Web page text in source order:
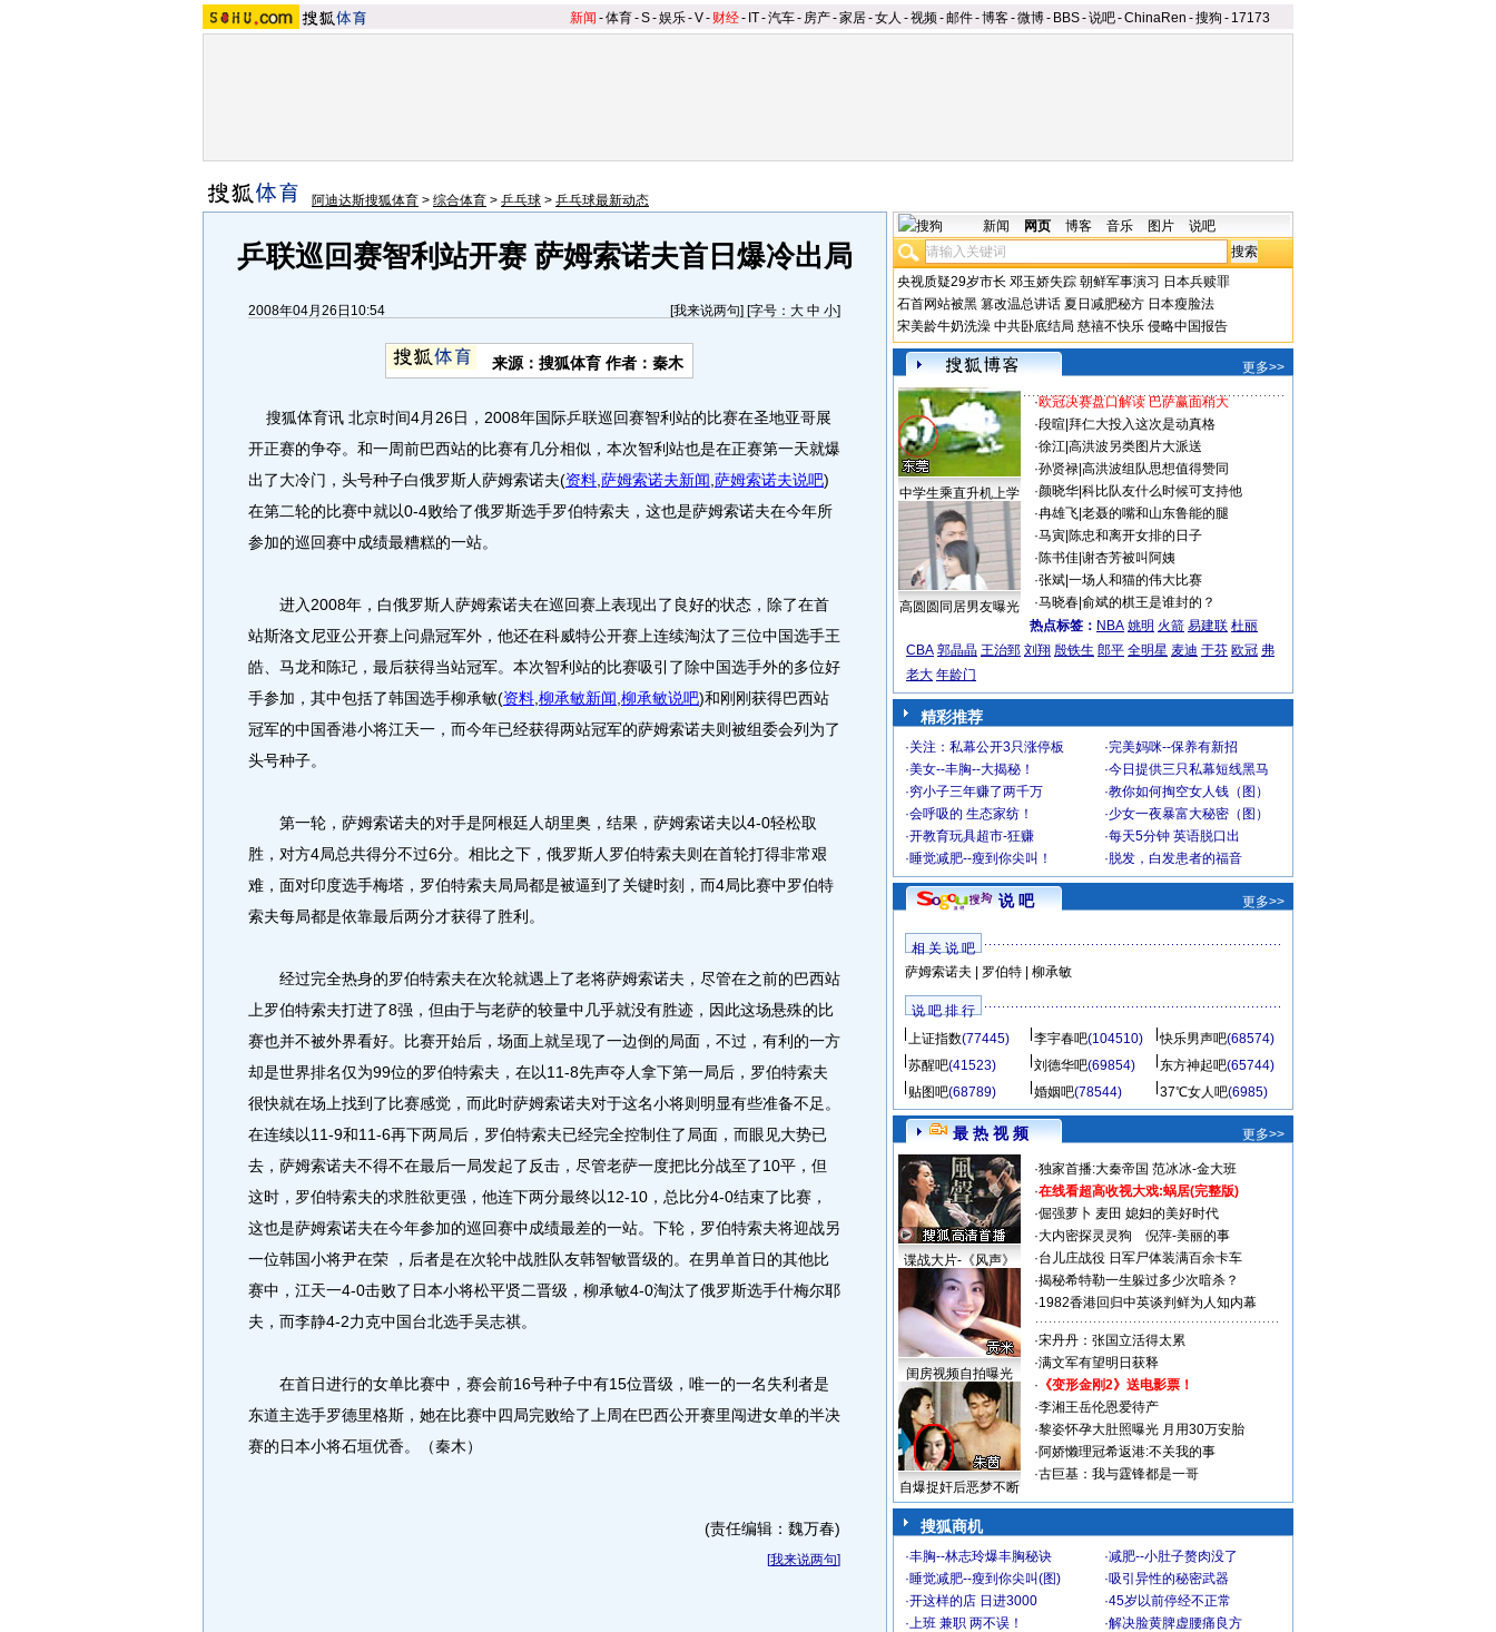
新闻 -体育-S-娱乐-V- 财经- IT-汽车- 房产-家居-女人 -视频-邮件-博客-微博- BBS-说吧-ChinaRen -搜狗 - 17173
阿迪达斯搜狐体育 > 综合体育 > 乒乓球 > 乒乓球最新动态
乒联巡回赛智利站开赛 萨姆索诺夫首日爆冷出局
2008年04月26日10:54 [我来说两句] [字号： 大 中 小]
来源：搜狐体育 作者：秦木
搜狐体育讯 北京时间4月26日，2008年国际乒联巡回赛智利站的比赛在圣地亚哥展
开正赛的争夺。和一周前巴西站的比赛有几分相似，本次智利站也是在正赛第一天就爆
出了大冷门，头号种子白俄罗斯人萨姆索诺夫(资料 萨姆索诺夫新闻 萨姆索诺夫说吧)
在第二轮的比赛中就以0-4败给了俄罗斯选手罗伯特索夫，这也是萨姆索诺夫在今年所
参加的巡回赛中成绩最糟糕的一站。
进入2008年，白俄罗斯人萨姆索诺夫在巡回赛上表现出了良好的状态，除了在首
站斯洛文尼亚公开赛上问鼎冠军外，他还在科威特公开赛上连续淘汰了三位中国选手王
皓、马龙和陈玘，最后获得当站冠军。本次智利站的比赛吸引了除中国选手外的多位好
手参加，其中包括了韩国选手柳承敏(资料 柳承敏新闻 柳承敏说吧)和刚刚获得巴西站
冠军的中国香港小将江天一，而今年已经获得两站冠军的萨姆索诺夫则被组委会列为了
头号种子。
第一轮，萨姆索诺夫的对手是阿根廷人胡里奥，结果，萨姆索诺夫以4-0轻松取
胜，对方4局总共得分不过6分。相比之下，俄罗斯人罗伯特索夫则在首轮打得非常艰
难，面对印度选手梅塔，罗伯特索夫局局都是被逼到了关键时刻，而4局比赛中罗伯特
索夫每局都是依靠最后两分才获得了胜利。
经过完全热身的罗伯特索夫在次轮就遇上了老将萨姆索诺夫，尽管在之前的巴西站
上罗伯特索夫打进了8强，但由于与老萨的较量中几乎就没有胜迹，因此这场悬殊的比
赛也并不被外界看好。比赛开始后，场面上就呈现了一边倒的局面，不过，有利的一方
却是世界排名仅为99位的罗伯特索夫，在以11-8先声夺人拿下第一局后，罗伯特索夫
很快就在场上找到了比赛感觉，而此时萨姆索诺夫对于这名小将则明显有些准备不足。
在连续以11-9和11-6再下两局后，罗伯特索夫已经完全控制住了局面，而眼见大势已
去，萨姆索诺夫不得不在最后一局发起了反击，尽管老萨一度把比分战至了10平，但
这时，罗伯特索夫的求胜欲更强，他连下两分最终以12-10，总比分4-0结束了比赛，
这也是萨姆索诺夫在今年参加的巡回赛中成绩最差的一站。下轮，罗伯特索夫将迎战另
一位韩国小将尹在荣 ，后者是在次轮中战胜队友韩智敏晋级的。在男单首日的其他比
赛中，江天一4-0击败了日本小将松平贤二晋级，柳承敏4-0淘汰了俄罗斯选手什梅尔耶
夫，而李静4-2力克中国台北选手吴志祺。
在首日进行的女单比赛中，赛会前16号种子中有15位晋级，唯一的一名失利者是
东道主选手罗德里格斯，她在比赛中四局完败给了上周在巴西公开赛里闯进女单的半决
赛的日本小将石垣优香。（秦木）
(责任编辑：魏万春)
[我来说两句]
新闻 网页 博客 音乐 图片 说吧
央视质疑29岁市长 邓玉娇失踪 朝鲜军事演习 日本兵赎罪
石首网站被黑 篡改温总讲话 夏日减肥秘方 日本瘦脸法
宋美龄牛奶洗澡 中共卧底结局 慈禧不快乐 侵略中国报告
更多>>
中学生乘直升机上学
高圆圆同居男友曝光
·欧冠决赛盘口解读 巴萨赢面稍大
·段暄 拜仁大投入这次是动真格
·徐江| 高洪波另类图片大派送
·孙贤禄| 高洪波组队思想值得赞同
·颜晓华| 科比队友什么时候可支持他
·冉雄飞| 老聂的嘴和山东鲁能的腿
·马寅| 陈忠和离开女排的日子
·陈书佳| 谢杏芳被叫阿姨
·张斌| 一场人和猫的伟大比赛
·马晓春| 俞斌的棋王是谁封的？
热点标签： NBA 姚明 火箭 易建联 杜丽
CBA 郭晶晶 王治郅 刘翔 殷铁生 郎平 全明星 麦迪 于芬 欧冠 弗
老大 年龄门
精彩推荐
·关注：私幕公开3只涨停板 ·完美妈咪--保养有新招
·美女--丰胸--大揭秘！ ·今日提供三只私幕短线黑马
·穷小子三年赚了两千万 ·教你如何掏空女人钱（图）
·会呼吸的 生态家纺！ ·少女一夜暴富大秘密（图）
·开教育玩具超市-狂赚 ·每天5分钟 英语脱口出
·睡觉减肥--瘦到你尖叫！ · 脱发，白发患者的福音
说 吧 更多>>
相 关 说 吧
萨姆索诺夫
罗伯特| 柳承敏
说 吧 排 行
上证指数(77445) 李宇春吧(104510) 快乐男声吧(68574)
苏醒吧(41523) 刘德华吧(69854) 东方神起吧(65744)
贴图吧(68789) 婚姻吧(78544) 37℃女人吧(6985)
最 热 视 频 更多>>
谍战大片-《风声》
闺房视频自拍曝光
自爆捉奸后恶梦不断
·独家首播:大秦帝国 范冰冰-金大班
·在线看超高收视大戏:蜗居(完整版)
·倔强萝卜 麦田 媳妇的美好时代
·大内密探灵灵狗
倪萍-美丽的事
·台儿庄战役 日军尸体装满百余卡车
·揭秘希特勒一生躲过多少次暗杀？
·1982香港回归中英谈判鲜为人知内幕
·宋丹丹：张国立活得太累
·满文军有望明日获释
· 《变形金刚2》送电影票！
·李湘王岳伦恩爱待产
·黎姿怀孕大肚照曝光 月用30万安胎
·阿娇懒理冠希返港:不关我的事
·古巨基：我与霆锋都是一哥
搜狐商机
·丰胸--林志玲爆丰胸秘诀 ·减肥--小肚子赘肉没了
·睡觉减肥--瘦到你尖叫(图) ·吸引异性的秘密武器
·开这样的店 日进3000 ·45岁以前停经不正常
·上班 兼职 两不误！ ·解决脸黄脾虚腰痛良方